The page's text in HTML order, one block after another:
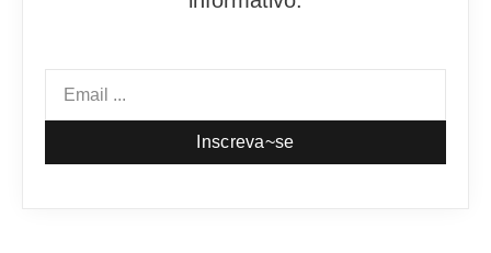
Inscreva~se